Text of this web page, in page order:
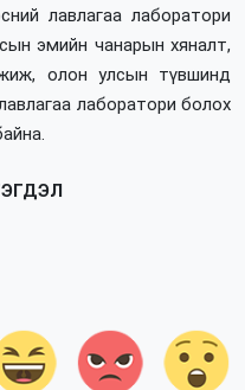
лавлагаа лаборатори
эмийн чанарын хяналт,
олон улсын түвшинд
лаборатори болох